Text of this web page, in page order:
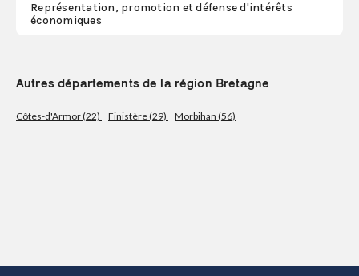
S'abonner
Représentation, promotion et défense d'intérêts
économiques
Autres départements de la région Bretagne
Côtes-d'Armor (22) Finistère (29) Morbihan (56)